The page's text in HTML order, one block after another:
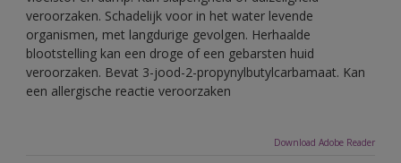
veroorzaken. Schadelijk voor in het water levende
organismen, met langdurige gevolgen. Herhaalde
blootstelling kan een droge of een gebarsten huid
veroorzaken. Bevat 3-jood-2-propynylbutylcarbamaat. Kan
een allergische reactie veroorzaken
Download Adobe Reader